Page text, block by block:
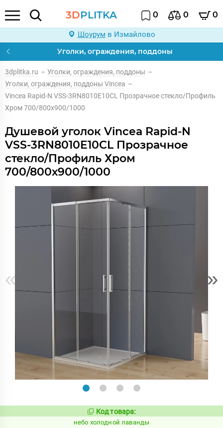
3DPLITKA 0 0 0
Шоурум в Измайлово
Уголки, ограждения, поддоны
3dplitka.ru – Уголки, ограждения, поддоны –
Уголки, ограждения, поддоны Vincea –
Vincea Rapid-N VSS-3RN8010E10CL Прозрачное стекло/Профиль
Хром 700/800х900/1000
Душевой уголок Vincea Rapid-N
VSS-3RN8010E10CL Прозрачное
стекло/Профиль Хром
700/800х900/1000
« »
Код:
1123541
Код товара:
небо холодной лаванды